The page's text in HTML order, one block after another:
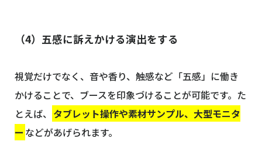
（4）五感に訴えかける演出をする
視覚だけでなく、音や香り、触感など「五感」に働き
かけることで、ブースを印象づけることが可能です。た
とえば、 タブレット操作や素材サンプル、大型モニタ
ー などがあげられます。